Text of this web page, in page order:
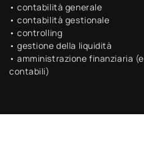
• contabilità generale
• contabilità gestionale
• controlling
• gestione della liquidità
• amministrazione finanziaria
contabili)